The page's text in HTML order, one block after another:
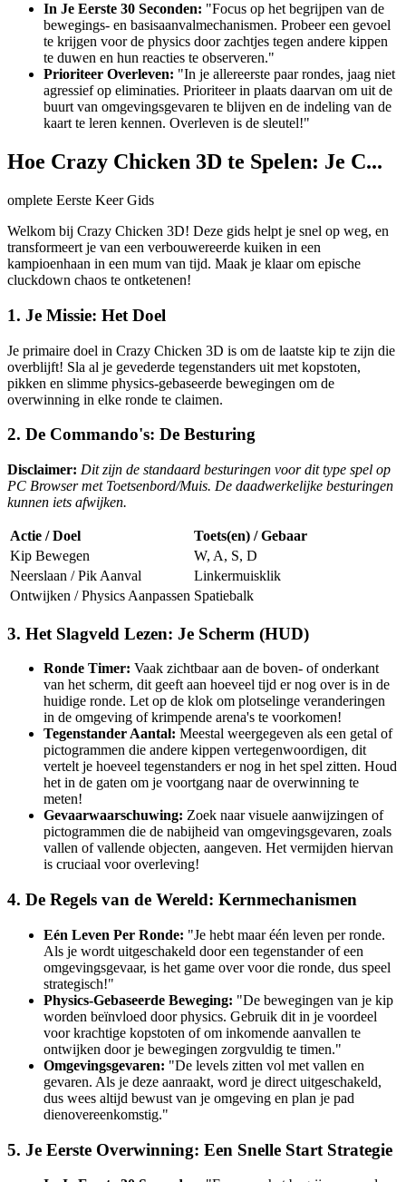
In Je Eerste 30 Seconden: "Focus op het begrijpen van de
bewegings- en basisaanvalmechanismen. Probeer een gevoel
te krijgen voor de physics door zachtjes tegen andere kippen
te duwen en hun reacties te observeren."
Prioriteer Overleven: "In je allereerste paar rondes, jaag niet
agressief op eliminaties. Prioriteer in plaats daarvan om uit de
buurt van omgevingsgevaren te blijven en de indeling van de
kaart te leren kennen. Overleven is de sleutel!"
Hoe Crazy Chicken 3D te Spelen: Je C...
omplete Eerste Keer Gids
Welkom bij Crazy Chicken 3D! Deze gids helpt je snel op weg, en
transformeert je van een verbouwereerde kuiken in een
kampioenhaan in een mum van tijd. Maak je klaar om epische
cluckdown chaos te ontketenen!
1. Je Missie: Het Doel
Je primaire doel in Crazy Chicken 3D is om de laatste kip te zijn die
overblijft! Sla al je gevederde tegenstanders uit met kopstoten,
pikken en slimme physics-gebaseerde bewegingen om de
overwinning in elke ronde te claimen.
2. De Commando's: De Besturing
Disclaimer: Dit zijn de standaard besturingen voor dit type spel op
PC Browser met Toetsenbord/Muis. De daadwerkelijke besturingen
kunnen iets afwijken.
Actie / Doel
Toets(en) / Gebaar
Kip Bewegen
W, A, S, D
Neerslaan / Pik Aanval
Linkermuisklik
Ontwijken / Physics Aanpassen Spatiebalk
3. Het Slagveld Lezen: Je Scherm (HUD)
Ronde Timer: Vaak zichtbaar aan de boven- of onderkant
van het scherm, dit geeft aan hoeveel tijd er nog over is in de
huidige ronde. Let op de klok om plotselinge veranderingen
in de omgeving of krimpende arena's te voorkomen!
Tegenstander Aantal: Meestal weergegeven als een getal of
pictogrammen die andere kippen vertegenwoordigen, dit
vertelt je hoeveel tegenstanders er nog in het spel zitten. Houd
het in de gaten om je voortgang naar de overwinning te
meten!
Gevaarwaarschuwing: Zoek naar visuele aanwijzingen of
pictogrammen die de nabijheid van omgevingsgevaren, zoals
vallen of vallende objecten, aangeven. Het vermijden hiervan
is cruciaal voor overleving!
4. De Regels van de Wereld: Kernmechanismen
Eén Leven Per Ronde: "Je hebt maar één leven per ronde.
Als je wordt uitgeschakeld door een tegenstander of een
omgevingsgevaar, is het game over voor die ronde, dus speel
strategisch!"
Physics-Gebaseerde Beweging: "De bewegingen van je kip
worden beïnvloed door physics. Gebruik dit in je voordeel
voor krachtige kopstoten of om inkomende aanvallen te
ontwijken door je bewegingen zorgvuldig te timen."
Omgevingsgevaren: "De levels zitten vol met vallen en
gevaren. Als je deze aanraakt, word je direct uitgeschakeld,
dus wees altijd bewust van je omgeving en plan je pad
dienovereenkomstig."
5. Je Eerste Overwinning: Een Snelle Start Strategie